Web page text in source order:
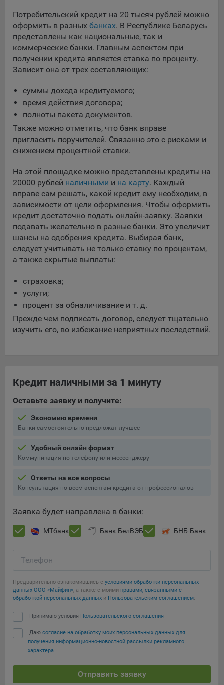
Яндекса рекламная сеть (Yandex Mobile Ads, ADFOX) -
сервис показа контекстной рекламы. Адрес: Yandex
Europe AG, Werftestrasse 4, CH-6005 Luzern, Switzerland.
предоставляемый компанией Google Ireland Ltd, Gordon
House Barrow Street Dublin 4, D04E5W5 Ireland.
Сохранить мои изменения
Сохранить по умолчанию
Потребительский кредит на 20 тысяч рублей можно
оформить в разных банках. В Республике Беларусь
представлены как национальные, так и
коммерческие банки. Главным аспектом при
получении кредита является ставка по проценту.
Зависит она от трех составляющих:
суммы дохода кредитуемого;
время действия договора;
полноты пакета документов.
Также можно отметить, что банк вправе
пригласить поручителей. Связанно это с рисками и
снижением процентной ставки.
На этой площадке можно представлены кредиты на
20000 рублей наличными и на карту. Каждый
вправе сам решать, какой кредит ему необходим, в
зависимости от цели оформления. Чтобы оформить
кредит достаточно подать онлайн-заявку. Заявки
подавать желательно в разные банки. Это увеличит
шансы на одобрения кредита. Выбирая банк,
следует учитывать не только ставку по процентам,
а также скрытые выплаты:
страховка;
услуги;
процент за обналичивание и т. д.
Прежде чем подписать договор, следует тщательно
изучить его, во избежание неприятных последствий.
Кредит наличными за 1 минуту
Оставьте заявку и получите:
Экономию времени
Банки самостоятельно предложат лучшее
Удобный онлайн формат
Коммуникация по телефону или мессенджеру
Ответы на все вопросы
Консультация по всем аспектам кредита от профессионалов
Заявка будет направлена в банки:
МТбанк Банк БелВЭБ БНБ-Банк
Телефон
Предварительно ознакомившись с условиями обработки персональных
данных ООО «Майфин», а также с моими правами, связанными с
обработкой персональных данных и Пользовательским соглашением:
Принимаю условия Пользовательского соглашения
Даю согласие на обработку моих персональных данных для
получения информационно-новостной рассылки рекламного
характера
Отправить заявку